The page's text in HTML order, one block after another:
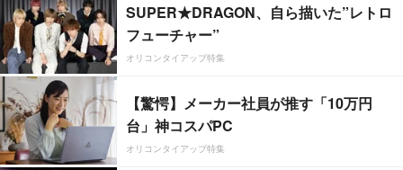
SUPER★DRAGON、自ら描いた”レトロ
フューチャー”
オリコンタイアップ特集
【驚愕】メーカー社員が推す「10万円
台」神コスパPC
オリコンタイアップ特集